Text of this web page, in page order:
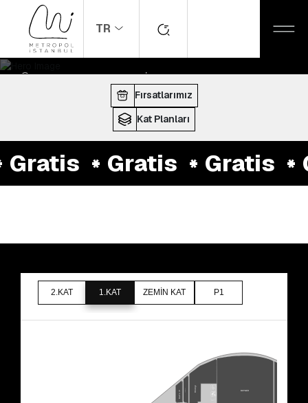
TR
ANASAYFA MAĞAZALAR
Gratis
ÇALIŞMA SAATLERI:10:00 - 22:00
Fırsatlarımız
Kat Planları
Gratis Gratis Gratis